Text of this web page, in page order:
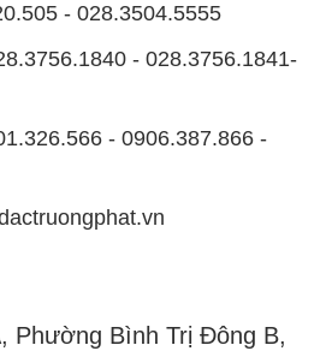
- 028.3504.5555
- 028.3756.1841-
- 0906.387.866 -
Phường Bình Trị Đông B,